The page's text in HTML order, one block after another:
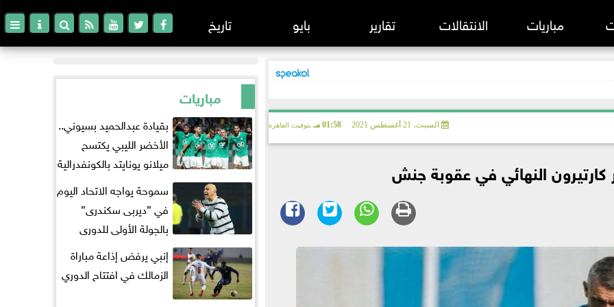
الانجليزي
الإيطالي
الفرنسي
مباريات الانتقالات تقارير بايو تاريخ
السبت، 21 أغسطس 2021 01:58 مـ بتوقيت القاهرة
النهائي في عقوبة جنش
مباريات
بقيادة عبدالحميد بسيوني..
الأخضر الليبي يكتسح
ميلانو يونايتد بالكونفدرالية
سموحة يواجه الاتحاد اليوم
في ”ديربى سكندرى”
بالجولة الأولى للدورى
إنبي يرفض إذاعة مباراة
الزمالك في افتتاح الدوري